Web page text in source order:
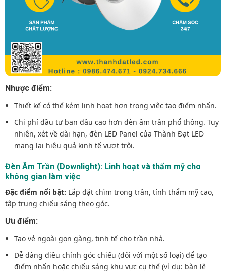
Nhược điểm:
Thiết kế có thể kém linh hoạt hơn trong việc tạo điểm nhấn.
Chi phí đầu tư ban đầu cao hơn đèn âm trần phổ thông. Tuy
nhiên, xét về dài hạn, đèn LED Panel của Thành Đạt LED
mang lại hiệu quả kinh tế vượt trội.
Đèn Âm Trần (Downlight): Linh hoạt và thẩm mỹ cho
không gian làm việc
Đặc điểm nổi bật: Lắp đặt chìm trong trần, tính thẩm mỹ cao,
tập trung chiếu sáng theo góc.
Ưu điểm:
Tạo vẻ ngoài gọn gàng, tinh tế cho trần nhà.
Dễ dàng điều chỉnh góc chiếu (đối với một số loại) để tạo
điểm nhấn hoặc chiếu sáng khu vực cụ thể (ví dụ: bàn lễ